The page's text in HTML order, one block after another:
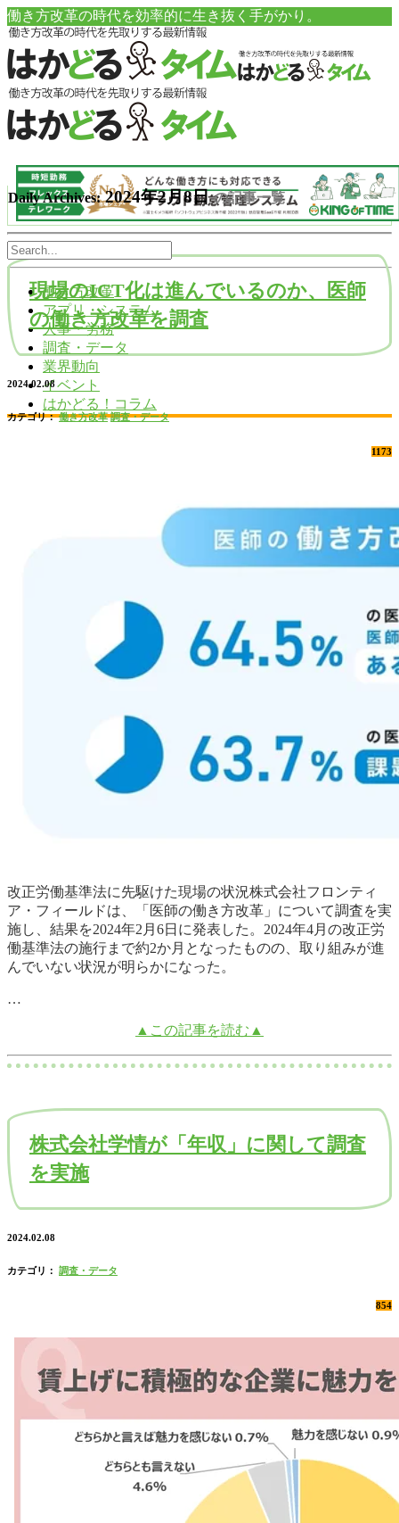
働き方改革の時代を効率的に生き抜く手がかり。
働き方改革
アプリ・システム
人事・労務
調査・データ
業界動向
イベント
はかどる！コラム
Daily Archives:2024年2月8日の記事一覧
現場のICT化は進んでいるのか、医師
の働き方改革を調査
2024.02.08
カテゴリ： 働き方改革 調査・データ
1173
改正労働基準法に先駆けた現場の状況株式会社フロンティ
ア・フィールドは、「医師の働き方改革」について調査を実
施し、結果を2024年2月6日に発表した。2024年4月の改正労
働基準法の施行まで約2か月となったものの、取り組みが進
んでいない状況が明らかになった。
…
▲この記事を読む▲
株式会社学情が「年収」に関して調査
を実施
2024.02.08
カテゴリ： 調査・データ
854